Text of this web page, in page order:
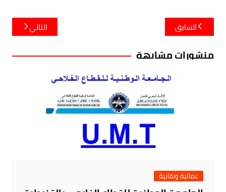
تصفّح
المقالات
السابق التالي
منشورات مشابهة
عمالية ونقابية